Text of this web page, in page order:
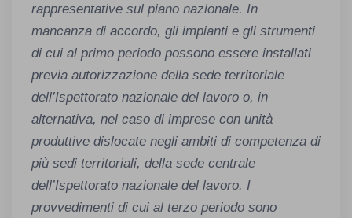
rappresentative sul piano nazionale. In
mancanza di accordo, gli impianti e gli strumenti
di cui al primo periodo possono essere installati
previa autorizzazione della sede territoriale
dell’Ispettorato nazionale del lavoro o, in
alternativa, nel caso di imprese con unità
produttive dislocate negli ambiti di competenza di
più sedi territoriali, della sede centrale
dell’Ispettorato nazionale del lavoro. I
provvedimenti di cui al terzo periodo sono